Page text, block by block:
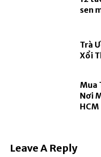
sen
Trà
Xổi
Mua
Nơi
HCM
Leave A Reply